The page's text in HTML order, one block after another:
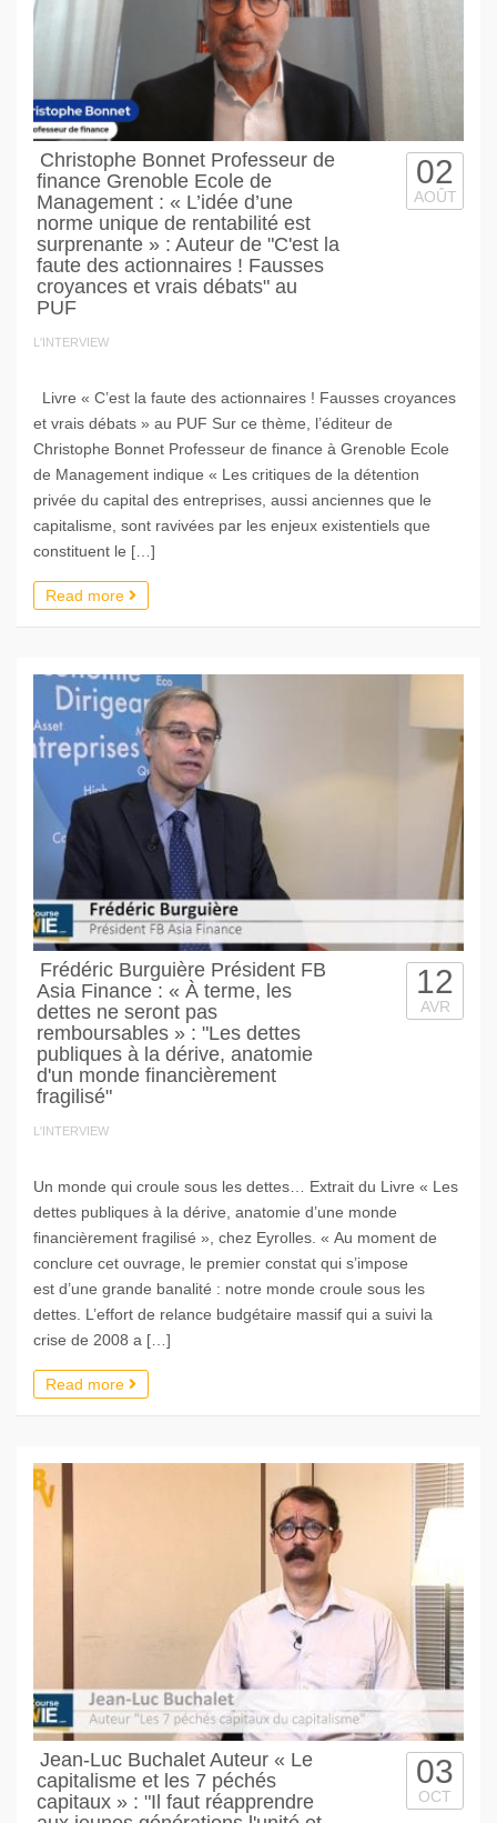
Christophe Bonnet Professeur de
finance Grenoble Ecole de
Management : « L’idée d’une
norme unique de rentabilité est
surprenante » : Auteur de "C'est la
faute des actionnaires ! Fausses
croyances et vrais débats" au
PUF
L'INTERVIEW
02
AOÛT
Livre « C’est la faute des actionnaires ! Fausses croyances
et vrais débats » au PUF Sur ce thème, l’éditeur de
Christophe Bonnet Professeur de finance à Grenoble Ecole
de Management indique « Les critiques de la détention
privée du capital des entreprises, aussi anciennes que le
capitalisme, sont ravivées par les enjeux existen­tiels que
constituent le […]
Read more
Frédéric Burguière Président FB
Asia Finance : « À terme, les
dettes ne seront pas
remboursables » : "Les dettes
publiques à la dérive, anatomie
d'un monde financièrement
fragilisé"
L'INTERVIEW
12
AVR
Un monde qui croule sous les dettes… Extrait du Livre « Les
dettes publiques à la dérive, anatomie d’une monde
financièrement fragilisé », chez Eyrolles. « Au moment de
conclure cet ouvrage, le premier constat qui s’impose
est d’une grande banalité : notre monde croule sous les
dettes. L’effort de relance budgétaire massif qui a suivi la
crise de 2008 a […]
Read more
Jean-Luc Buchalet Auteur « Le
capitalisme et les 7 péchés
capitaux » : "Il faut réapprendre
03
OCT